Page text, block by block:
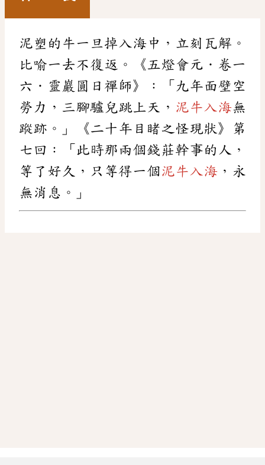
泥塑的牛一旦掉入海中，立刻瓦解。
比喻一去不復返。《五燈會元．卷一
六．靈巖圓日禪師》：「九年面壁空
勞力，三腳驢兒跳上天， 泥牛入海無
蹤跡。」《二十年目睹之怪現狀》第
七回：「此時那兩個錢莊幹事的人，
等了好久，只等得一個泥牛入海 ，永
無消息。」